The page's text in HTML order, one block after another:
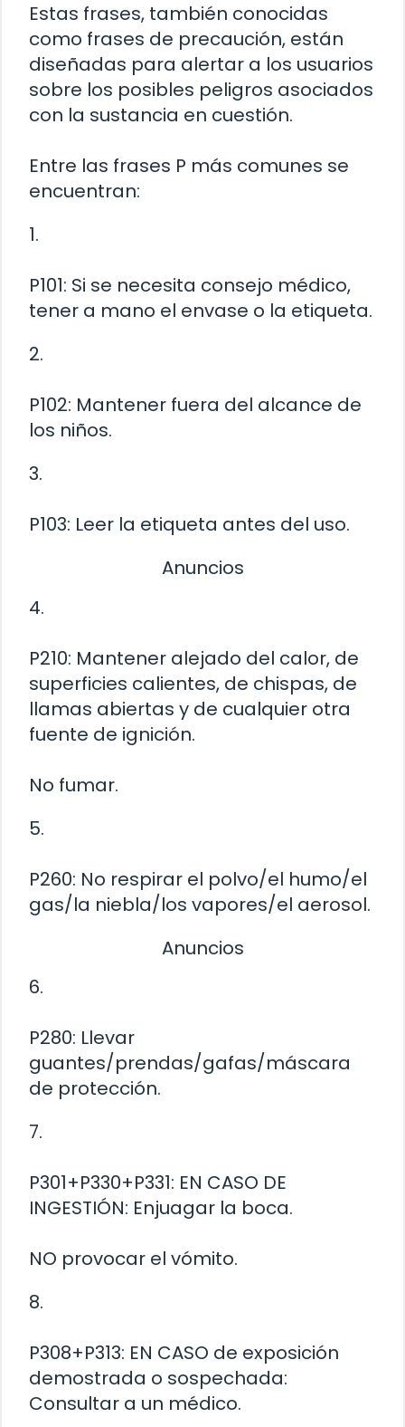
Estas frases, también conocidas
como frases de precaución, están
diseñadas para alertar a los usuarios
sobre los posibles peligros asociados
con la sustancia en cuestión.
Entre las frases P más comunes se
encuentran:
1.
P101: Si se necesita consejo médico,
tener a mano el envase o la etiqueta.
2.
P102: Mantener fuera del alcance de
los niños.
3.
P103: Leer la etiqueta antes del uso.
Anuncios
4.
P210: Mantener alejado del calor, de
superficies calientes, de chispas, de
llamas abiertas y de cualquier otra
fuente de ignición.
No fumar.
5.
P260: No respirar el polvo/el humo/el
gas/la niebla/los vapores/el aerosol.
Anuncios
6.
P280: Llevar
guantes/prendas/gafas/máscara
de protección.
7.
P301+P330+P331: EN CASO DE
INGESTIÓN: Enjuagar la boca.
NO provocar el vómito.
8.
P308+P313: EN CASO de exposición
demostrada o sospechada:
Consultar a un médico.